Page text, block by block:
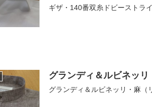
ギザ・140番双糸ドビースト
グランディ＆ルビネッ
グランディ＆ルビネッリ・麻